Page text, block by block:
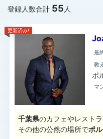
登録人数合計 55 人
更新済み!
最
教
ポ
マ
千葉県のカフェやレスト
その他の公然の場所でポ